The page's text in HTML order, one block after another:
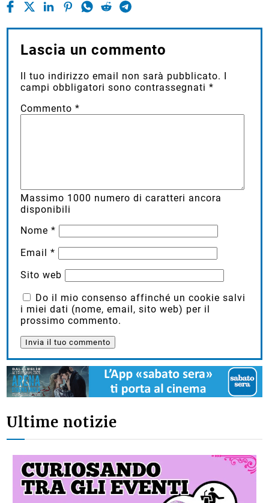
Lascia un commento
Il tuo indirizzo email non sarà pubblicato. I
campi obbligatori sono contrassegnati*
Commento*
Massimo 1000 numero di caratteri ancora
disponibili
Nome*
Email*
Sito web
Do il mio consenso affinché un cookie salvi
i miei dati (nome, email, sito web) per il
prossimo commento.
Ultime notizie